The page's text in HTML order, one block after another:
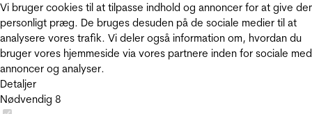
Vi bruger cookies til at tilpasse indhold og annoncer for at give
personligt præg. De bruges desuden på de sociale medier til at
analysere vores trafik. Vi deler også information om, hvordan du
bruger vores hjemmeside via vores partnere inden for sociale
annoncer og analyser.
Detaljer
Nødvendig 8